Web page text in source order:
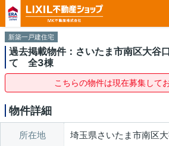
新築一戸建住宅
過去掲載物件：さいたま市南区大
て 全3棟
こちらの物件は現在募集して
物件詳細
所在地 埼玉県さいたま市南区